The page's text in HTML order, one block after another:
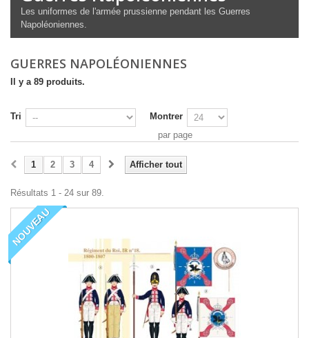
Les uniformes de l'armée prussienne pendant les Guerres
Napoléoniennes.
GUERRES NAPOLÉONIENNES
Il y a 89 produits.
Tri
Montrer
par page
Afficher tout
1 2 3 4
Résultats 1 - 24 sur 89.
NOUVEAU